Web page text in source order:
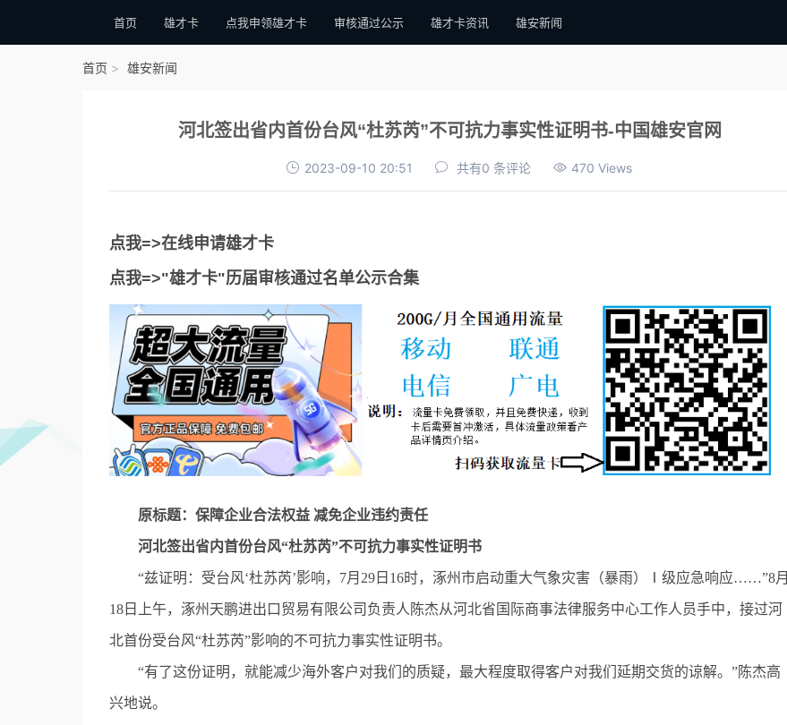
首页 雄才卡 点我申领雄才卡 审核通过公示 雄才卡资讯 雄安新闻
首页 雄安新闻
河北签出省内首份台风“杜苏芮”不可抗力事实性证明书-中国雄安官网
2023-09-10 20:51 共有0 条评论 470 Views
点我=>在线申请雄才卡
点我=>"雄才卡"历届审核通过名单公示合集
原标题：保障企业合法权益 减免企业违约责任
河北签出省内首份台风“杜苏芮”不可抗力事实性证明书
“兹证明：受台风‘杜苏芮’影响，7月29日16时，涿州市启动重大气象灾害（暴雨）Ⅰ级应急响应……”8月
18日上午，涿州天鹏进出口贸易有限公司负责人陈杰从河北省国际商事法律服务中心工作人员手中，接过河
北首份受台风“杜苏芮”影响的不可抗力事实性证明书。
“有了这份证明，就能减少海外客户对我们的质疑，最大程度取得客户对我们延期交货的谅解。”陈杰高
兴地说。